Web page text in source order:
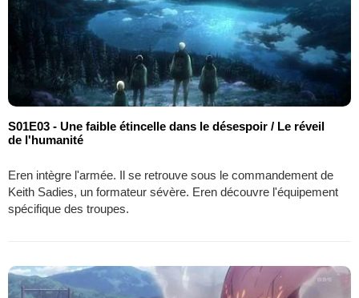
S01E03 - Une faible étincelle dans le désespoir / Le réveil
de l'humanité
Eren intègre l'armée. Il se retrouve sous le commandement de
Keith Sadies, un formateur sévère. Eren découvre l'équipement
spécifique des troupes.